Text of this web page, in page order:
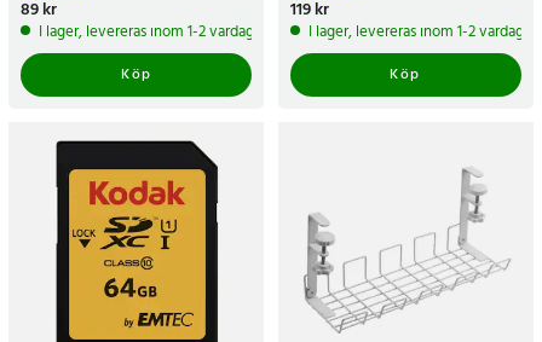
Pris:
89 kr
I lager, levereras inom 1-2 vardagar
Köp
Pris:119 kr
119 kr
I lager, levereras inom 1-2 vardagar
Köp